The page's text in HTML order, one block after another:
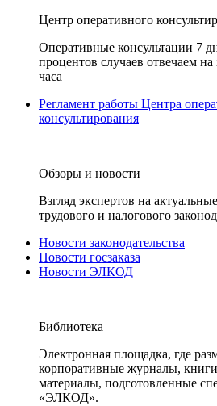
Центр оперативного
Оперативные консультации 7
процентов случаев отвечаем
часа
Регламент работы Центра
консультирования
Обзоры и новости
Взгляд экспертов на
трудового и налогового
Новости законодательства
Новости госзаказа
Новости ЭЛКОД
Библиотека
Электронная площадка, где
корпоративные журналы,
материалы, подготовленные
«ЭЛКОД».